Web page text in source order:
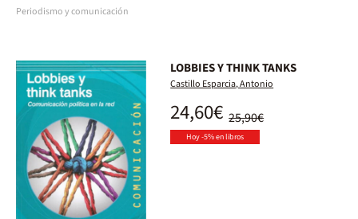
Periodismo y comunicación
LOBBIES Y THINK TANKS
Castillo Esparcia, Antonio
25,90€
24,60€
Hoy -5% en libros